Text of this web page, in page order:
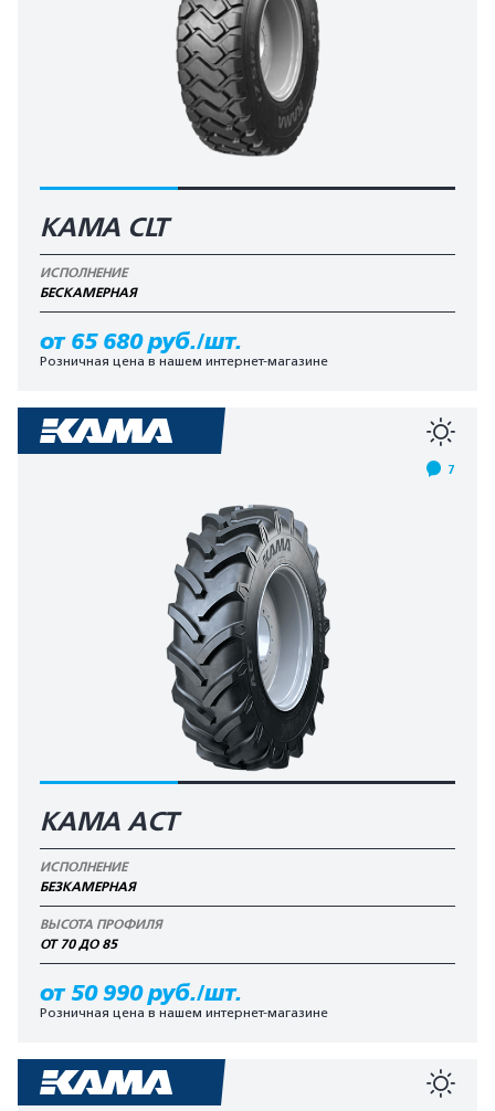
KAMA CLT
ИСПОЛНЕНИЕ
БЕCКАМЕРНАЯ
от 65 680 руб./шт.
Розничная цена в нашем интернет-магазине
7
КАМА AСT
ИСПОЛНЕНИЕ
БЕЗКАМЕРНАЯ
ВЫСОТА ПРОФИЛЯ
ОТ 70 ДО 85
от 50 990 руб./шт.
Розничная цена в нашем интернет-магазине